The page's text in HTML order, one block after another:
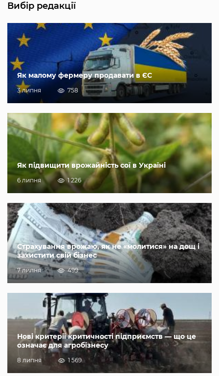
Вибір редакції
Як малому фермеру продавати в ЄС
3 липня 758
Як підвищити врожайність сої в Україні
6 липня 1 226
Страхування врожаю, як не «молитися» на дощ і
захистити свій бізнес
7 липня 499
Нові критерії критичності підприємств — що це
означає для агробізнесу
8 липня 1 569